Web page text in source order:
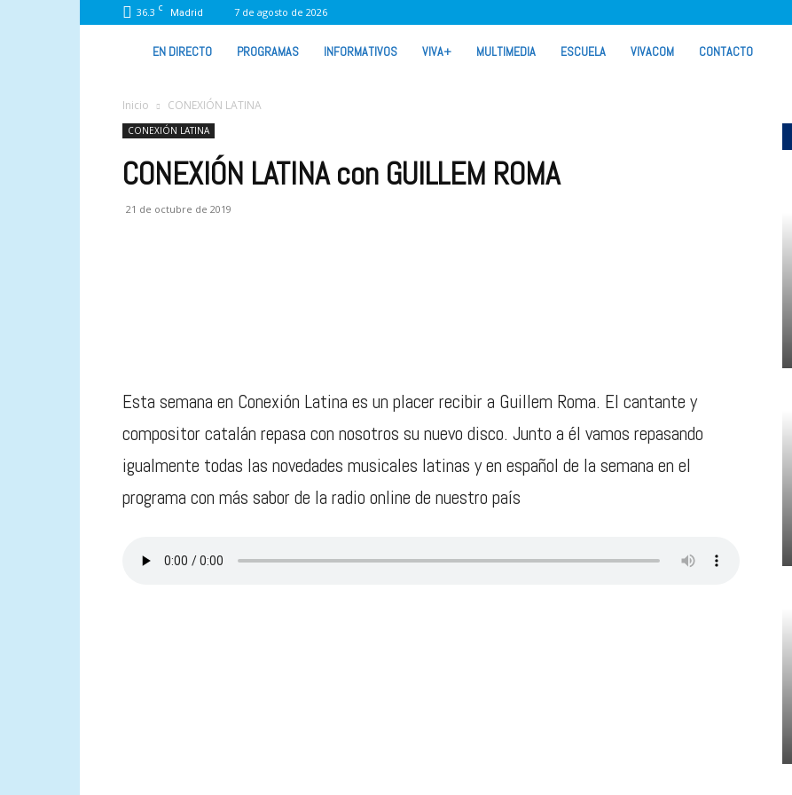
36.3 C Madrid 7 de agosto de 2026
VIVA
RADIO
EN DIRECTO PROGRAMAS INFORMATIVOS VIVA+ MULTIMEDIA ESCUELA VIVACOM CONTACTO
Inicio CONEXIÓN LATINA
CONEXIÓN LATINA
CONEXIÓN LATINA con GUILLEM ROMA
21 de octubre de 2019
Esta semana en Conexión Latina es un placer recibir a Guillem Roma. El cantante y
compositor catalán repasa con nosotros su nuevo disco. Junto a él vamos repasando
igualmente todas las novedades musicales latinas y en español de la semana en el
programa con más sabor de la radio online de nuestro país